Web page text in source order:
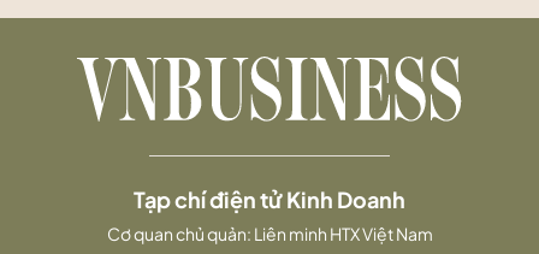
Tạp chí điện tử Kinh Doanh
Cơ quan chủ quản: Liên minh HTX Việt Nam